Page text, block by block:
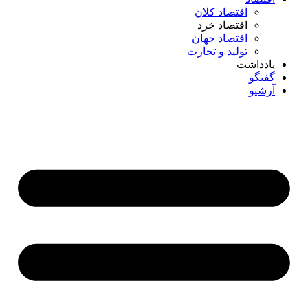
اقتصاد کلان
اقتصاد خرد
اقتصاد جهان
تولید و تجارت
یادداشت
گفتگو
آرشیو